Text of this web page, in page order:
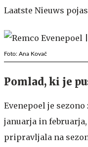
Laatste Nieuws
Foto: Ana Kovač
Pomlad, ki je
Evenepoel je
januarja in
pripravljala na